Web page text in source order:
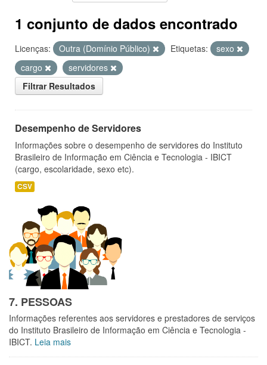
1 conjunto de dados encontrado
Licenças: Outra (Domínio Público) Etiquetas:
sexo
cargo
servidores
Filtrar Resultados
Desempenho de Servidores
Informações sobre o desempenho de servidores do Instituto
Brasileiro de Informação em Ciência e Tecnologia - IBICT
(cargo, escolaridade, sexo etc).
CSV
7. PESSOAS
Informações referentes aos servidores e prestadores de serviços
do Instituto Brasileiro de Informação em Ciência e Tecnologia -
IBICT. Leia mais